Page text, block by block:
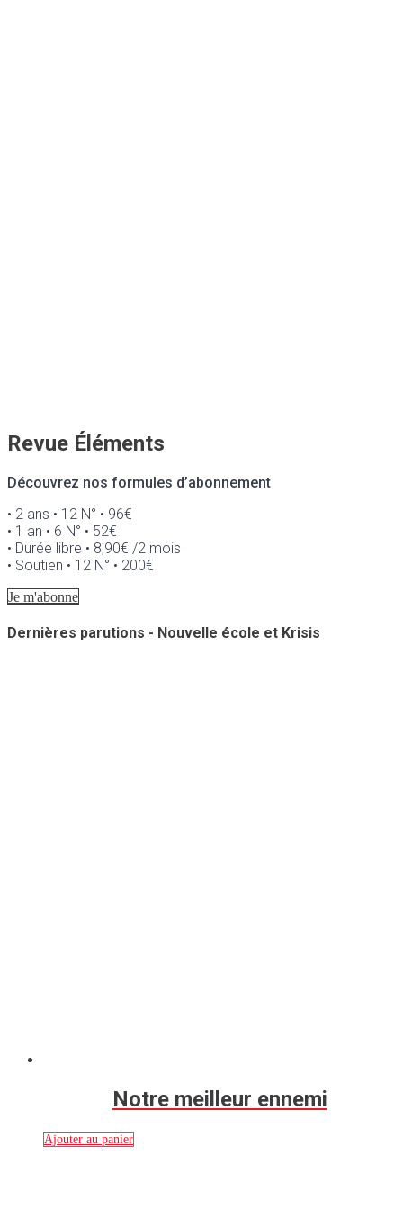
Revue Éléments
Découvrez nos formules d’abonnement
• 2 ans • 12 N° • 96€
• 1 an • 6 N° • 52€
• Durée libre • 8,90€ /2 mois
• Soutien • 12 N° • 200€
Je m'abonne
Dernières parutions - Nouvelle école et Krisis
Notre meilleur ennemi
Ajouter au panier